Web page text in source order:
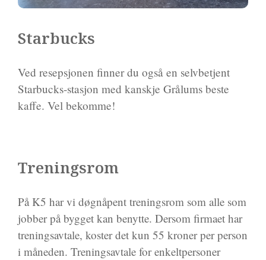
Starbucks
Ved resepsjonen finner du også en selvbetjent
Starbucks-stasjon med kanskje Grålums beste
kaffe. Vel bekomme!
Treningsrom
På K5 har vi døgnåpent treningsrom som alle som
jobber på bygget kan benytte. Dersom firmaet har
treningsavtale, koster det kun 55 kroner per person
i måneden. Treningsavtale for enkeltpersoner